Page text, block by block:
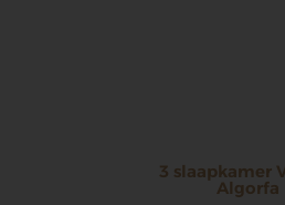
3 slaapkamer
Algorfa